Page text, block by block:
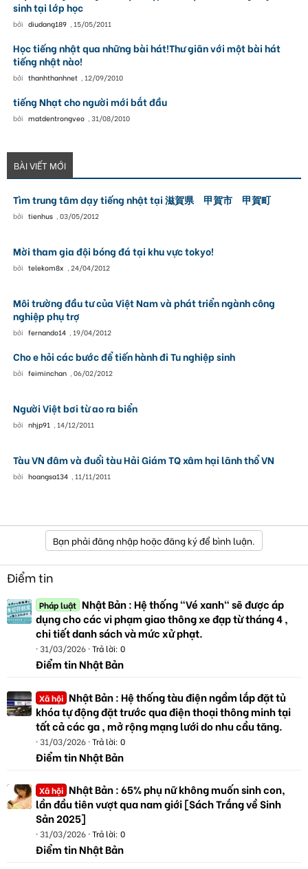
sinh tại lớp học
bởi diudang189 , 15/05/2011
Học tiếng nhật qua những bài hát!Thư giãn với một bài hát
tiếng nhật nào!
bởi thanhthanhnet , 12/09/2010
tiếng Nhạt cho người mới bắt đầu
bởi matdentrongveo , 31/08/2010
BÀI VIẾT MỚI
Tìm trung tâm dạy tiếng nhật tại 滋賀県 甲賀市 甲賀町
bởi tienhus , 03/05/2012
Mời tham gia đội bóng đá tại khu vực tokyo!
bởi telekom8x , 24/04/2012
Môi trường đầu tư của Việt Nam và phát triển ngành công
nghiệp phụ trợ
bởi fernando14 , 19/04/2012
Cho e hỏi các bước để tiến hành đi Tu nghiệp sinh
bởi feiminchan , 06/02/2012
Người Việt bơi từ ao ra biển
bởi nhjp91 , 14/12/2011
Tàu VN đâm và đuổi tàu Hải Giám TQ xâm hại lãnh thổ VN
bởi hoangsa134 , 11/11/2011
Bạn phải đăng nhập hoặc đăng ký để bình luận.
Điểm tin
Pháp luật Nhật Bản : Hệ thống "Vé xanh" sẽ được áp
dụng cho các vi phạm giao thông xe đạp từ tháng 4 ,
chi tiết danh sách và mức xử phạt.
31/03/2026 Trả lời: 0
Điểm tin Nhật Bản
Xã hội Nhật Bản : Hệ thống tàu điện ngầm lắp đặt tủ
khóa tự động đặt trước qua điện thoại thông minh tại
tất cả các ga , mở rộng mạng lưới do nhu cầu tăng.
31/03/2026 Trả lời: 0
Điểm tin Nhật Bản
Xã hội Nhật Bản : 65% phụ nữ không muốn sinh con,
lần đầu tiên vượt qua nam giới [Sách Trắng về Sinh
Sản 2025]
31/03/2026 Trả lời: 0
Điểm tin Nhật Bản